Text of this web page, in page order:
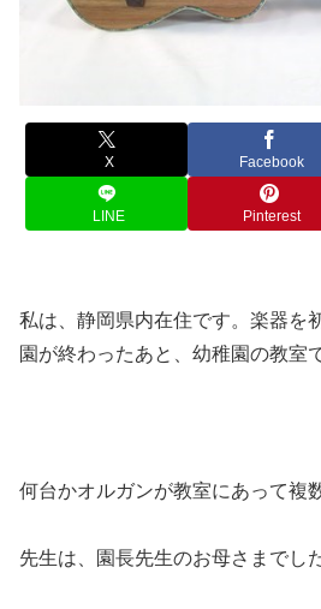
X Facebook
LINE Pinterest
私は、静岡県内在住です。楽器を
園が終わったあと、幼稚園の教室
何台かオルガンが教室にあって複
先生は、園長先生のお母さまでした